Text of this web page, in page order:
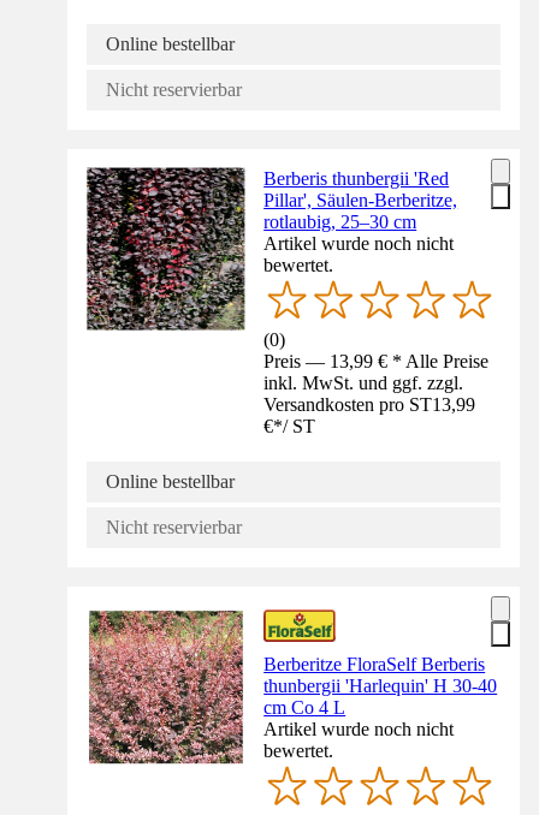
Online bestellbar
Nicht reservierbar
Berberis thunbergii 'Red
Pillar', Säulen-Berberitze,
rotlaubig, 25–30 cm
Artikel wurde noch nicht
bewertet.
(0)
Preis — 13,99 € * Alle Preise
inkl. MwSt. und ggf. zzgl.
Versandkosten pro ST13,99
€*/ ST
Online bestellbar
Nicht reservierbar
Berberitze FloraSelf Berberis
thunbergii 'Harlequin' H 30-40
cm Co 4 L
Artikel wurde noch nicht
bewertet.